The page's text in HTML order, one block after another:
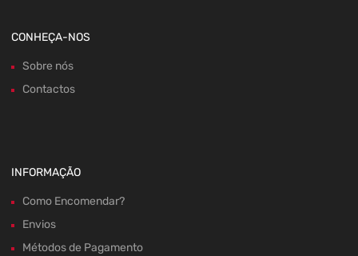
CONHEÇA-NOS
Sobre nós
Contactos
INFORMAÇÃO
Como Encomendar?
Envios
Métodos de Pagamento